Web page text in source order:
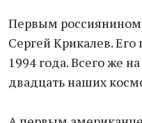
Первым россиянином
Сергей Крикалев. Его
1994 года. Всего же
двадцать наших